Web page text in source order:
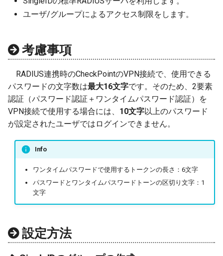
セキュリティ診断 チケットの終了
ユーザ/グループによるアクセス制限をします。
考慮事項
RADIUS連携時のCheckPointのVPN接続で、使用できる
パスワードの文字数は最大16文字です。そのため、2要素
認証（パスワード認証＋ワンタイムパスワード認証）を
VPN接続で使用する場合には、 10文字以上のパスワード
が設定されたユーザではログインできません。
Info
ワンタイムパスワードで使用するトークンの長さ：6文字
パスワードとワンタイムパスワードトーンの区切り文字：1
文字
設定方法